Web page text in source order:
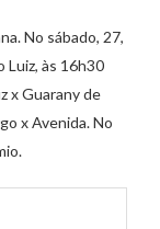
No sábado, 27,
Luiz, às 16h30
x Guarany de
x Avenida. No